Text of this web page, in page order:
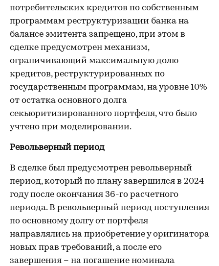
потребительских кредитов по собственным
программам реструктуризации банка на
балансе эмитента запрещено, при этом в
сделке предусмотрен механизм,
ограничивающий максимальную долю
кредитов, реструктурированных по
государственным программам, на уровне 10%
от остатка основного долга
секьюритизированного портфеля, что было
учтено при моделировании.
Револьверный период
В сделке был предусмотрен револьверный
период, который по плану завершился в 2024
году после окончания 36-го расчетного
периода. В револьверный период поступления
по основному долгу от портфеля
направлялись на приобретение у оригинатора
новых прав требований, а после его
завершения – на погашение номинала